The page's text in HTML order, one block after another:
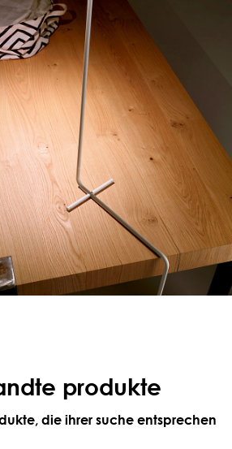
produkte
die ihrer suche entsprechen